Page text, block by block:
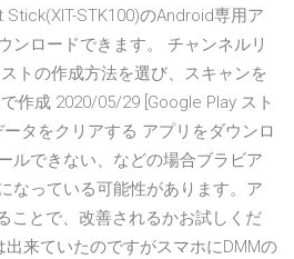
STK100)のAndroid専用ア
ンロードできます。 チャンネルリ
トの作成方法を選び、スキャンを
作成 2020/05/29 [Google Play スト
タをクリアする アプリをダウンロ
ルできない、などの場合ブラビア
なっている可能性があります。ア
ことで、改善されるかお試しくだ
来ていたのですがスマホにDMMの